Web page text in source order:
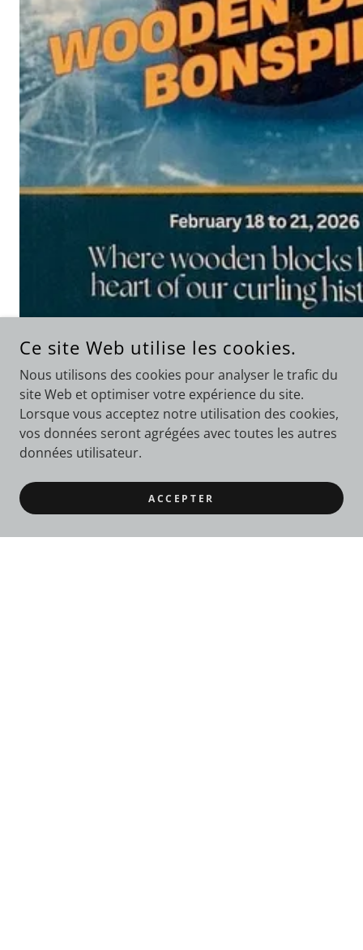
HORAIRE TOURNOI SUPER SÉNIORS
LACHUTE BONSPIEL FEBRUARY 23
Ce site Web utilise les cookies.
Nous utilisons des cookies pour analyser le trafic du
site Web et optimiser votre expérience du site.
Lorsque vous acceptez notre utilisation des cookies,
vos données seront agrégées avec toutes les autres
données utilisateur.
ACCEPTER